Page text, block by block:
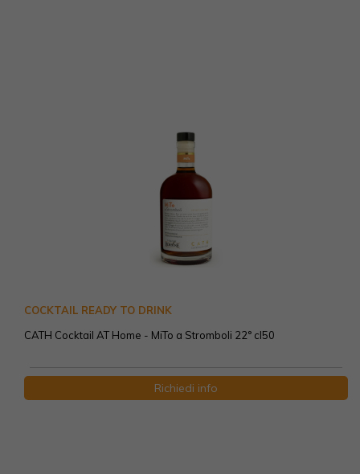
COCKTAIL READY TO DRINK
CATH Cocktail AT Home - MiTo a Stromboli 22° cl50
Richiedi info